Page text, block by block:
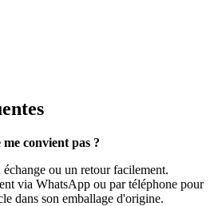
convient pas ?
ou un retour facilement.
via WhatsApp ou par téléphone pour
dans son emballage d'origine.